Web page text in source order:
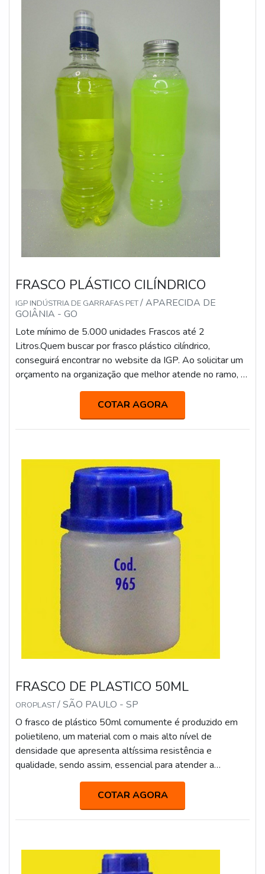
FRASCO PLÁSTICO CILÍNDRICO
IGP INDÚSTRIA DE GARRAFAS PET/ APARECIDA DE
GOIÂNIA - GO
Lote mínimo de 5.000 unidades Frascos até 2
Litros.Quem buscar por frasco plástico cilíndrico,
conseguirá encontrar no website da IGP. Ao solicitar um
orçamento na organização que melhor atende no ramo, o
cliente terá acesso a produtos de primeira linha e um
suporte completo, do contato inicial ao pós-
venda.Quando o tema é frasco plástico cilíndrico, com a
melhor mão de obra da IGP o cliente obterá ótima
COTAR AGORA
FRASCO DE PLASTICO 50ML
OROPLAST/ SÃO PAULO - SP
O frasco de plástico 50ml comumente é produzido em
polietileno, um material com o mais alto nível de
densidade que apresenta altíssima resistência e
qualidade, sendo assim, essencial para atender a
diversos setores do mercado. Esse modelo possui uma
capacidade de armazenamento bem reduzida e é muito
utilizado por indústrias farmacêuticas, como embalagem
de remédios, por empresas de cosméticos, que
de aromatizantes, decorações de festas e entr
COTAR AGORA